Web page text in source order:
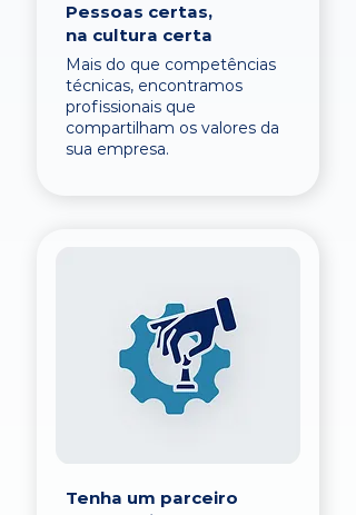
Pessoas certas,
na cultura certa
Mais do que competências
técnicas, encontramos
profissionais que
compartilham os valores da
sua empresa.
Tenha um parceiro